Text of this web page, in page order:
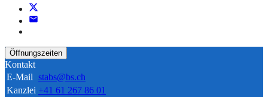
Öffnungszeiten
Kontakt
E-Mail stabs@bs.ch
Kanzlei +41 61 267 86 01